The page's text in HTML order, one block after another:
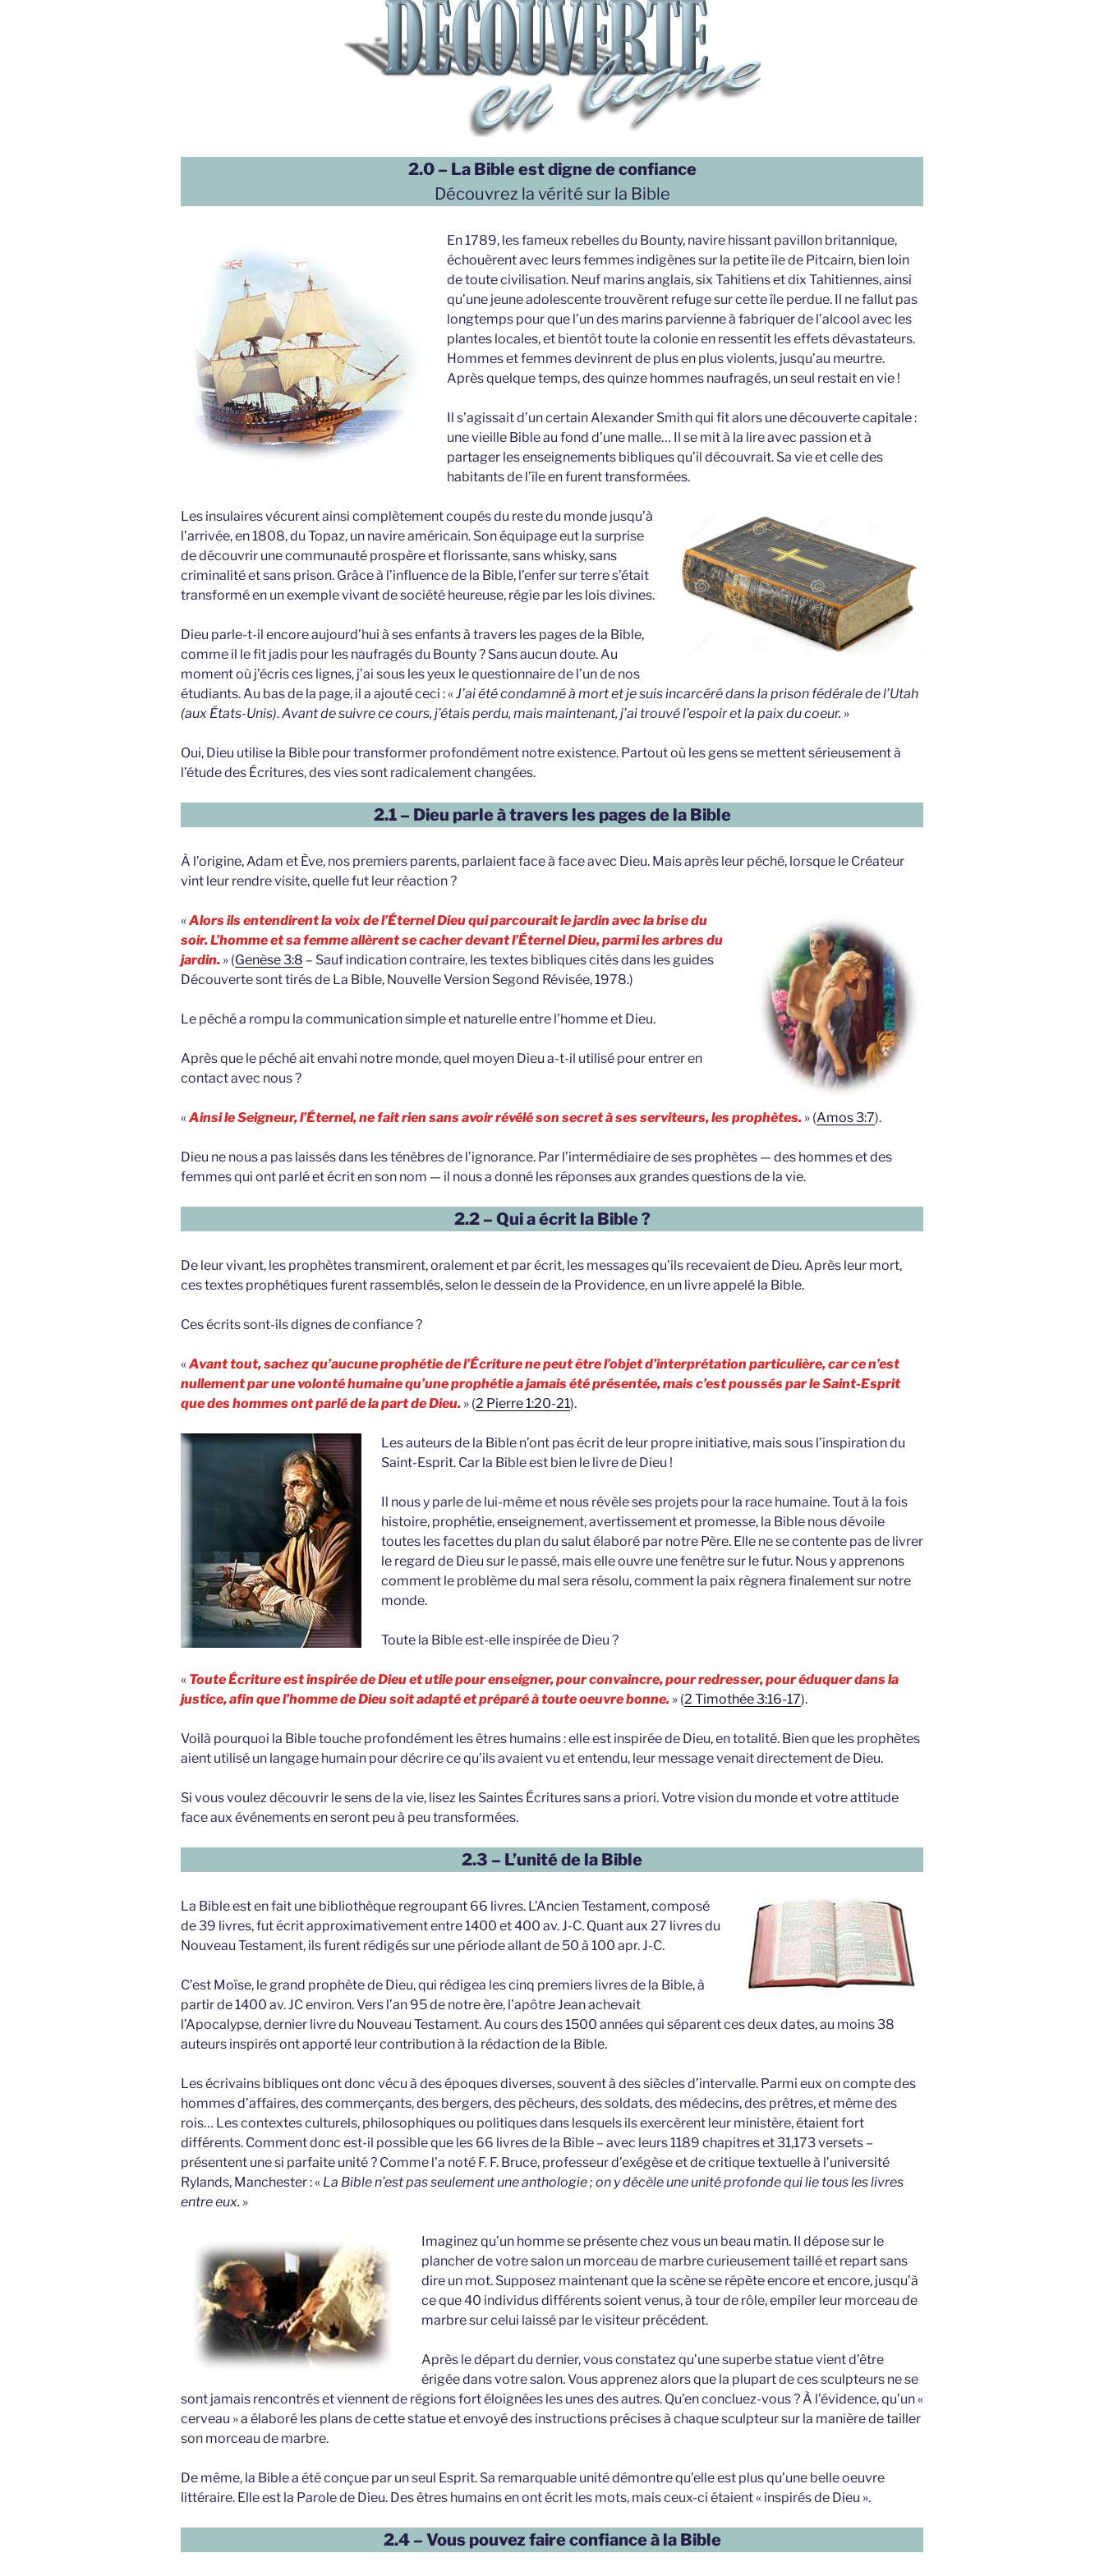
2.0 – La Bible est digne de confiance
Découvrez la vérité sur la Bible
En 1789, les fameux rebelles du Bounty, navire hissant pavillon britannique,
échouèrent avec leurs femmes indigènes sur la petite île de Pitcairn, bien loin
de toute civilisation. Neuf marins anglais, six Tahitiens et dix Tahitiennes, ainsi
qu’une jeune adolescente trouvèrent refuge sur cette île perdue. Il ne fallut pas
longtemps pour que l’un des marins parvienne à fabriquer de l’alcool avec les
plantes locales, et bientôt toute la colonie en ressentit les effets dévastateurs.
Hommes et femmes devinrent de plus en plus violents, jusqu’au meurtre.
Après quelque temps, des quinze hommes naufragés, un seul restait en vie !
Il s’agissait d’un certain Alexander Smith qui fit alors une découverte capitale :
une vieille Bible au fond d’une malle… Il se mit à la lire avec passion et à
partager les enseignements bibliques qu’il découvrait. Sa vie et celle des
habitants de l’île en furent transformées.
Les insulaires vécurent ainsi complètement coupés du reste du monde jusqu’à
l’arrivée, en 1808, du Topaz, un navire américain. Son équipage eut la surprise
de découvrir une communauté prospère et florissante, sans whisky, sans
criminalité et sans prison. Grâce à l’influence de la Bible, l’enfer sur terre s’était
transformé en un exemple vivant de société heureuse, régie par les lois divines.
Dieu parle-t-il encore aujourd’hui à ses enfants à travers les pages de la Bible,
comme il le fit jadis pour les naufragés du Bounty ? Sans aucun doute. Au
moment où j’écris ces lignes, j’ai sous les yeux le questionnaire de l’un de nos
étudiants. Au bas de la page, il a ajouté ceci : «J’ai été condamné à mort et je suis incarcéré dans la prison fédérale de l’Utah
(aux États-Unis). Avant de suivre ce cours, j’étais perdu, mais maintenant, j’ai trouvé l’espoir et la paix du coeur. »
Oui, Dieu utilise la Bible pour transformer profondément notre existence. Partout où les gens se mettent sérieusement à
l’étude des Écritures, des vies sont radicalement changées.
2.1 – Dieu parle à travers les pages de la Bible
À l’origine, Adam et Ève, nos premiers parents, parlaient face à face avec Dieu. Mais après leur péché, lorsque le Créateur
vint leur rendre visite, quelle fut leur réaction ?
«Alors ils entendirent la voix de l’Éternel Dieu qui parcourait le jardin avec la brise du
soir. L’homme et sa femme allèrent se cacher devant l’Éternel Dieu, parmi les arbres du
jardin. » (Genèse 3:8 – Sauf indication contraire, les textes bibliques cités dans les guides
Découverte sont tirés de La Bible, Nouvelle Version Segond Révisée, 1978.)
Le péché a rompu la communication simple et naturelle entre l’homme et Dieu.
Après que le péché ait envahi notre monde, quel moyen Dieu a-t-il utilisé pour entrer en
contact avec nous ?
«Ainsi le Seigneur, l’Éternel, ne fait rien sans avoir révélé son secret à ses serviteurs, les prophètes. » (Amos 3:7).
Dieu ne nous a pas laissés dans les ténèbres de l’ignorance. Par l’intermédiaire de ses prophètes — des hommes et des
femmes qui ont parlé et écrit en son nom — il nous a donné les réponses aux grandes questions de la vie.
2.2 – Qui a écrit la Bible ?
De leur vivant, les prophètes transmirent, oralement et par écrit, les messages qu’ils recevaient de Dieu. Après leur mort,
ces textes prophétiques furent rassemblés, selon le dessein de la Providence, en un livre appelé la Bible.
Ces écrits sont-ils dignes de confiance ?
«Avant tout, sachez qu’aucune prophétie de l’Écriture ne peut être l’objet d’interprétation particulière, car ce n’est
nullement par une volonté humaine qu’une prophétie a jamais été présentée, mais c’est poussés par le Saint-Esprit
que des hommes ont parlé de la part de Dieu. » (2 Pierre 1:20-21).
Les auteurs de la Bible n’ont pas écrit de leur propre initiative, mais sous l’inspiration du
Saint-Esprit. Car la Bible est bien le livre de Dieu !
Il nous y parle de lui-même et nous révèle ses projets pour la race humaine. Tout à la fois
histoire, prophétie, enseignement, avertissement et promesse, la Bible nous dévoile
toutes les facettes du plan du salut élaboré par notre Père. Elle ne se contente pas de livrer
le regard de Dieu sur le passé, mais elle ouvre une fenêtre sur le futur. Nous y apprenons
comment le problème du mal sera résolu, comment la paix règnera finalement sur notre
monde.
Toute la Bible est-elle inspirée de Dieu ?
« Toute Écriture est inspirée de Dieu et utile pour enseigner, pour convaincre, pour redresser, pour éduquer dans la
justice, afin que l’homme de Dieu soit adapté et préparé à toute oeuvre bonne. » (2 Timothée 3:16-17).
Voilà pourquoi la Bible touche profondément les êtres humains : elle est inspirée de Dieu, en totalité. Bien que les prophètes
aient utilisé un langage humain pour décrire ce qu’ils avaient vu et entendu, leur message venait directement de Dieu.
Si vous voulez découvrir le sens de la vie, lisez les Saintes Écritures sans a priori. Votre vision du monde et votre attitude
face aux événements en seront peu à peu transformées.
2.3 – L’unité de la Bible
La Bible est en fait une bibliothèque regroupant 66 livres. L’Ancien Testament, composé
de 39 livres, fut écrit approximativement entre 1400 et 400 av. J-C. Quant aux 27 livres du
Nouveau Testament, ils furent rédigés sur une période allant de 50 à 100 apr. J-C.
C’est Moïse, le grand prophète de Dieu, qui rédigea les cinq premiers livres de la Bible, à
partir de 1400 av. JC environ. Vers l’an 95 de notre ère, l’apôtre Jean achevait
l’Apocalypse, dernier livre du Nouveau Testament. Au cours des 1500 années qui séparent ces deux dates, au moins 38
auteurs inspirés ont apporté leur contribution à la rédaction de la Bible.
Les écrivains bibliques ont donc vécu à des époques diverses, souvent à des siècles d’intervalle. Parmi eux on compte des
hommes d’affaires, des commerçants, des bergers, des pêcheurs, des soldats, des médecins, des prêtres, et même des
rois… Les contextes culturels, philosophiques ou politiques dans lesquels ils exercèrent leur ministère, étaient fort
différents. Comment donc est-il possible que les 66 livres de la Bible – avec leurs 1189 chapitres et 31,173 versets –
présentent une si parfaite unité ? Comme l’a noté F. F. Bruce, professeur d’exégèse et de critique textuelle à l’université
Rylands, Manchester : « La Bible n’est pas seulement une anthologie ; on y décèle une unité profonde qui lie tous les livres
entre eux. »
Imaginez qu’un homme se présente chez vous un beau matin. Il dépose sur le
plancher de votre salon un morceau de marbre curieusement taillé et repart sans
dire un mot. Supposez maintenant que la scène se répète encore et encore, jusqu’à
ce que 40 individus différents soient venus, à tour de rôle, empiler leur morceau de
marbre sur celui laissé par le visiteur précédent.
Après le départ du dernier, vous constatez qu’une superbe statue vient d’être
érigée dans votre salon. Vous apprenez alors que la plupart de ces sculpteurs ne se
sont jamais rencontrés et viennent de régions fort éloignées les unes des autres. Qu’en concluez-vous ? À l’évidence, qu’un «
cerveau » a élaboré les plans de cette statue et envoyé des instructions précises à chaque sculpteur sur la manière de tailler
son morceau de marbre.
De même, la Bible a été conçue par un seul Esprit. Sa remarquable unité démontre qu’elle est plus qu’une belle oeuvre
littéraire. Elle est la Parole de Dieu. Des êtres humains en ont écrit les mots, mais ceux-ci étaient « inspirés de Dieu ».
2.4 – Vous pouvez faire confiance à la Bible